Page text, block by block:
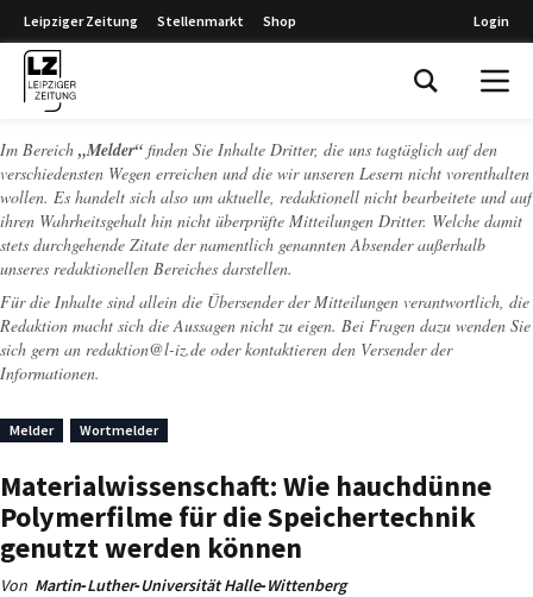
Leipziger Zeitung Stellenmarkt Shop Login
Im Bereich „Melder“ finden Sie Inhalte Dritter, die uns tagtäglich auf den
verschiedensten Wegen erreichen und die wir unseren Lesern nicht vorenthalten
wollen. Es handelt sich also um aktuelle, redaktionell nicht bearbeitete und auf
ihren Wahrheitsgehalt hin nicht überprüfte Mitteilungen Dritter. Welche damit
stets durchgehende Zitate der namentlich genannten Absender außerhalb
unseres redaktionellen Bereiches darstellen.
Für die Inhalte sind allein die Übersender der Mitteilungen verantwortlich, die
Redaktion macht sich die Aussagen nicht zu eigen. Bei Fragen dazu wenden Sie
sich gern an redaktion@l-iz.de oder kontaktieren den Versender der
Informationen.
Melder Wortmelder
Materialwissenschaft: Wie hauchdünne
Polymerfilme für die Speichertechnik
genutzt werden können
Von Martin‐Luther‐Universität Halle‐Wittenberg